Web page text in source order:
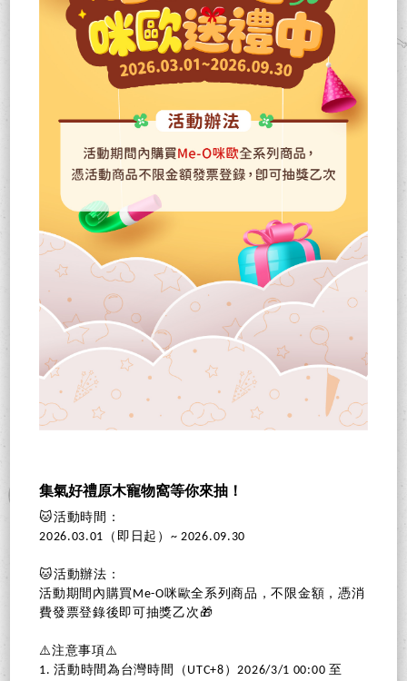
集氣好禮原木寵物窩等你來抽！
🐱活動時間：
2026.03.01（即日起）~ 2026.09.30
🐱活動辦法：
活動期間內購買Me-O咪歐全系列商品，不限金額，憑消
費發票登錄後即可抽獎乙次🎁
⚠️注意事項⚠️
1. 活動時間為台灣時間（UTC+8）2026/3/1 00:00 至